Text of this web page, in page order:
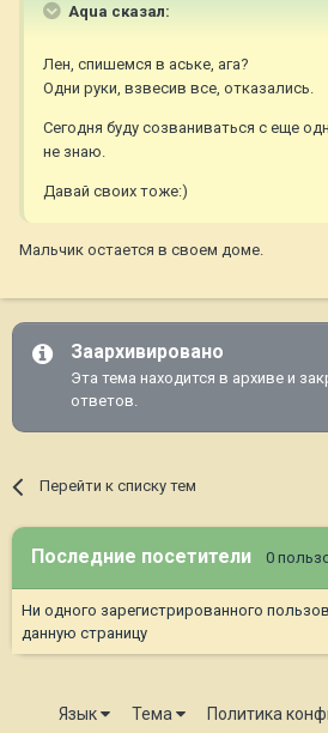
Aqua сказал:
Лен, спишемся в аське, ага?
Одни руки, взвесив все, отказались.
Сегодня буду созваниваться с еще
не знаю.
Давай своих тоже:)
Мальчик остается в своем доме.
Заархивировано
Эта тема находится в архиве и
ответов.
Перейти к списку тем
Последние посетители 0
Ни одного зарегистрированного
данную страницу
Язык Тема
Политика